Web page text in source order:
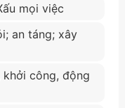
mọi việc
an táng; xây
công, động